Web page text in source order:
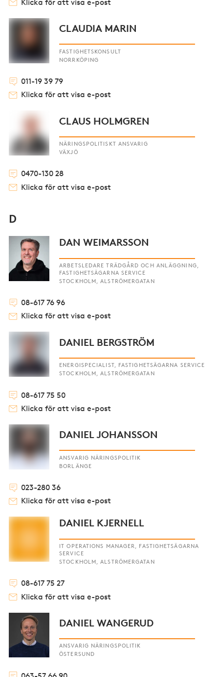
Klicka för att visa e-post
CLAUDIA MARIN
FASTIGHETSKONSULT
NORRKÖPING
011-19 39 79
Klicka för att visa e-post
CLAUS HOLMGREN
NÄRINGSPOLITISKT ANSVARIG
VÄXJÖ
0470-130 28
Klicka för att visa e-post
D
DAN WEIMARSSON
ARBETSLEDARE TRÄDGÅRD OCH ANLÄGGNING,
FASTIGHETSÄGARNA SERVICE
STOCKHOLM, ALSTRÖMERGATAN
08-617 76 96
Klicka för att visa e-post
DANIEL BERGSTRÖM
ENERGISPECIALIST, FASTIGHETSÄGARNA SERVICE
STOCKHOLM, ALSTRÖMERGATAN
08-617 75 50
Klicka för att visa e-post
DANIEL JOHANSSON
ANSVARIG NÄRINGSPOLITIK
BORLÄNGE
023-280 36
Klicka för att visa e-post
DANIEL KJERNELL
IT OPERATIONS MANAGER, FASTIGHETSÄGARNA
SERVICE
STOCKHOLM, ALSTRÖMERGATAN
08-617 75 27
Klicka för att visa e-post
DANIEL WANGERUD
ANSVARIG NÄRINGSPOLITIK
ÖSTERSUND